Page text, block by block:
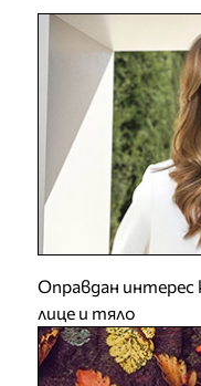
Оправдан интерес
лице и тяло